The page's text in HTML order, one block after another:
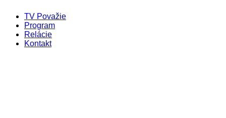
TV Považie
Program
Relácie
Kontakt